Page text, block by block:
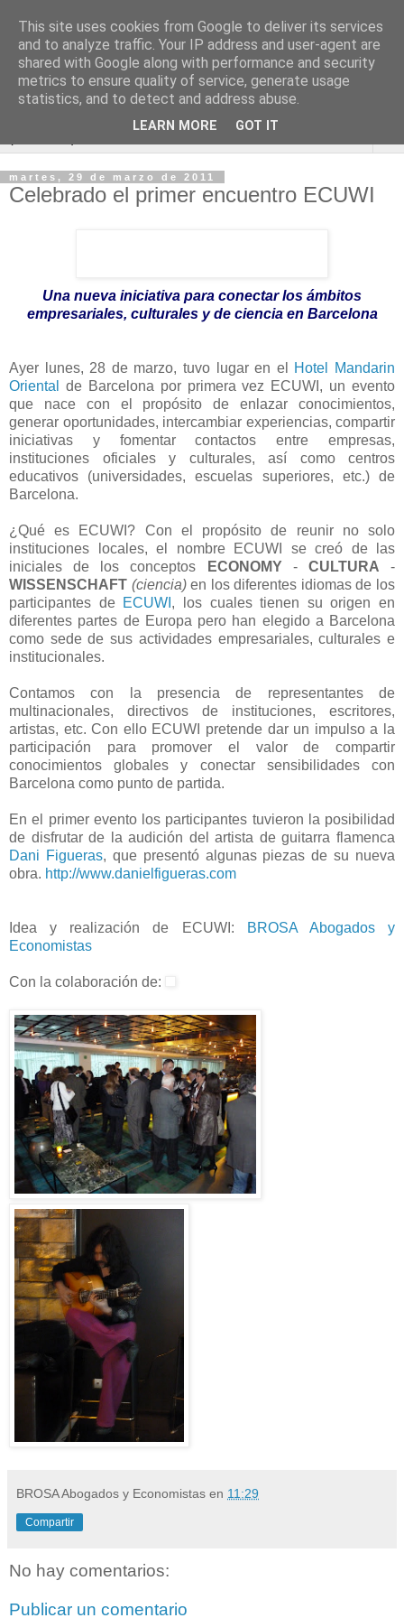
Blog de Economía y
Derecho
martes, 29 de marzo de 2011
Celebrado el primer encuentro ECUWI
Una nueva iniciativa para conectar los ámbitos
empresariales, culturales y de ciencia en Barcelona
Ayer lunes, 28 de marzo, tuvo lugar en el Hotel Mandarin
Oriental
de Barcelona por primera vez ECUWI, un evento
que nace con el propósito de enlazar conocimientos,
generar oportunidades, intercambiar experiencias, compartir
iniciativas y fomentar contactos entre empresas,
instituciones oficiales y culturales, así como centros
educativos (universidades, escuelas superiores, etc.) de
Barcelona.
¿Qué es ECUWI? Con el propósito de reunir no solo
instituciones locales, el nombre ECUWI se creó de las
iniciales de los conceptos
ECONOMY- CULTURA -
WISSENSCHAFT (ciencia)en los diferentes idiomas de los
participantes de ECUWI , los cuales tienen su origen en
diferentes partes de Europa pero han elegido a Barcelona
como sede de sus actividades empresariales, culturales e
institucionales.
Contamos con la presencia de representantes de
multinacionales, directivos de instituciones, escritores,
artistas, etc. Con ello ECUWI pretende dar un impulso a la
participación para promover el valor de compartir
conocimientos globales y conectar sensibilidades con
Barcelona como punto de partida.
En el primer evento los participantes tuvieron la posibilidad
de disfrutar de la audición del artista de guitarra flamenca
Dani Figueras, que presentó algunas piezas de su nueva
obra. http://www.danielfigueras.com
Idea y realización de ECUWI:
BROSA Abogados y
Economistas
Con la colaboración de:
BROSA Abogados y Economistas en 11:29
Compartir
No hay comentarios:
Publicar un comentario
This site uses cookies from Google to deliver its services
and to analyze traffic. Your IP address and user-agent are
shared with Google along with performance and security
metrics to ensure quality of service, generate usage
statistics, and to detect and address abuse.
LEARN MORE GOT IT